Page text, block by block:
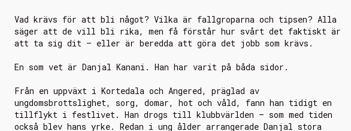
Vad krävs för att bli något? Vilka är fallgroparna och tipsen? Alla
säger att de vill bli rika, men få förstår hur svårt det faktiskt är
att ta sig dit – eller är beredda att göra det jobb som krävs.
En som vet är Danjal Kanani. Han har varit på båda sidor.
Från en uppväxt i Kortedala och Angered, präglad av
ungdomsbrottslighet, sorg, domar, hot och våld, fann han tidigt en
tillflykt i festlivet. Han drogs till klubbvärlden – som med tiden
också blev hans yrke. Redan i ung ålder arrangerade Danjal stora